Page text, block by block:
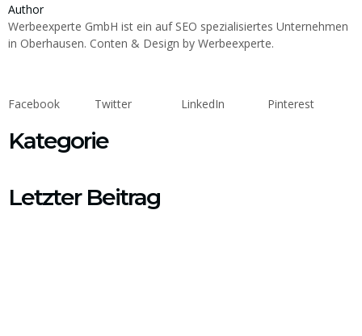
Author
Werbeexperte GmbH ist ein auf SEO spezialisiertes Unternehmen
in Oberhausen. Conten & Design by Werbeexperte.
Facebook Twitter LinkedIn Pinterest
Kategorie
Letzter Beitrag